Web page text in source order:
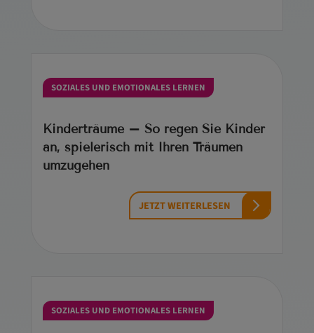
SOZIALES UND EMOTIONALES LERNEN
Kinderträume – So regen Sie Kinder
an, spielerisch mit Ihren Träumen
umzugehen
JETZT WEITERLESEN
SOZIALES UND EMOTIONALES LERNEN